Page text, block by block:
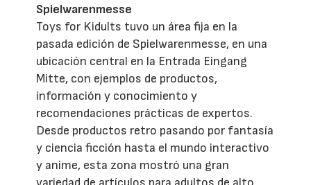
Spielwarenmesse
Toys for Kidults tuvo un área fija en la
pasada edición de Spielwarenmesse, en una
ubicación central en la Entrada Eingang
Mitte, con ejemplos de productos,
información y conocimiento y
recomendaciones prácticas de expertos.
Desde productos retro pasando por fantasía
y ciencia ficción hasta el mundo interactivo
y anime, esta zona mostró una gran